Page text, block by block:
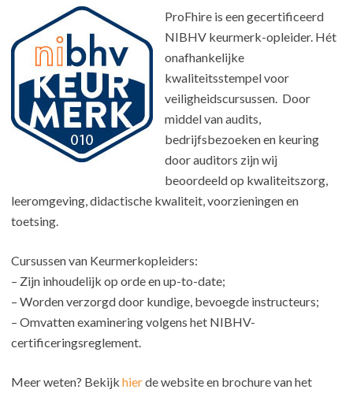
ProFhire is een gecertificeerd
NIBHV keurmerk-opleider. Hét
onafhankelijke
kwaliteitsstempel voor
veiligheidscursussen. Door
middel van audits,
bedrijfsbezoeken en keuring
door auditors zijn wij
beoordeeld op kwaliteitszorg,
leeromgeving, didactische kwaliteit, voorzieningen en
toetsing.
Cursussen van Keurmerkopleiders:
– Zijn inhoudelijk op orde en up-to-date;
– Worden verzorgd door kundige, bevoegde instructeurs;
– Omvatten examinering volgens het NIBHV-
certificeringsreglement.
Meer weten? Bekijk hierde website en brochure van het